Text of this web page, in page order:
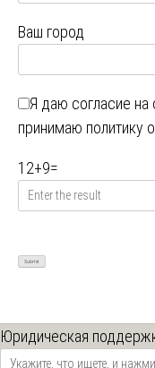
Ваш город
Я даю согласие
принимаю политику
12+9=
Юридическая